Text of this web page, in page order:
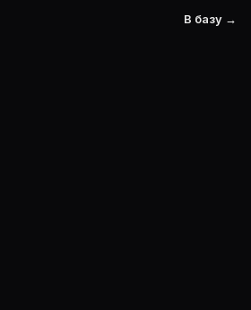
В базу →